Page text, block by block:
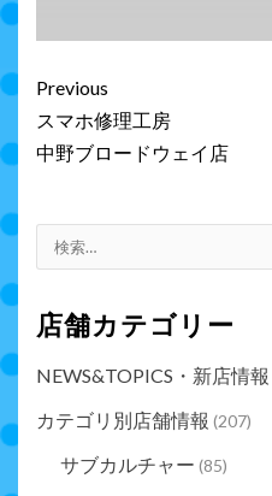
Continue
Reading
Previous
スマホ修理工房
中野ブロードウェイ店
索:
店舗カテゴリー
NEWS&TOPICS・新店情報
カテゴリ別店舗情報 (207)
サブカルチャー (85)